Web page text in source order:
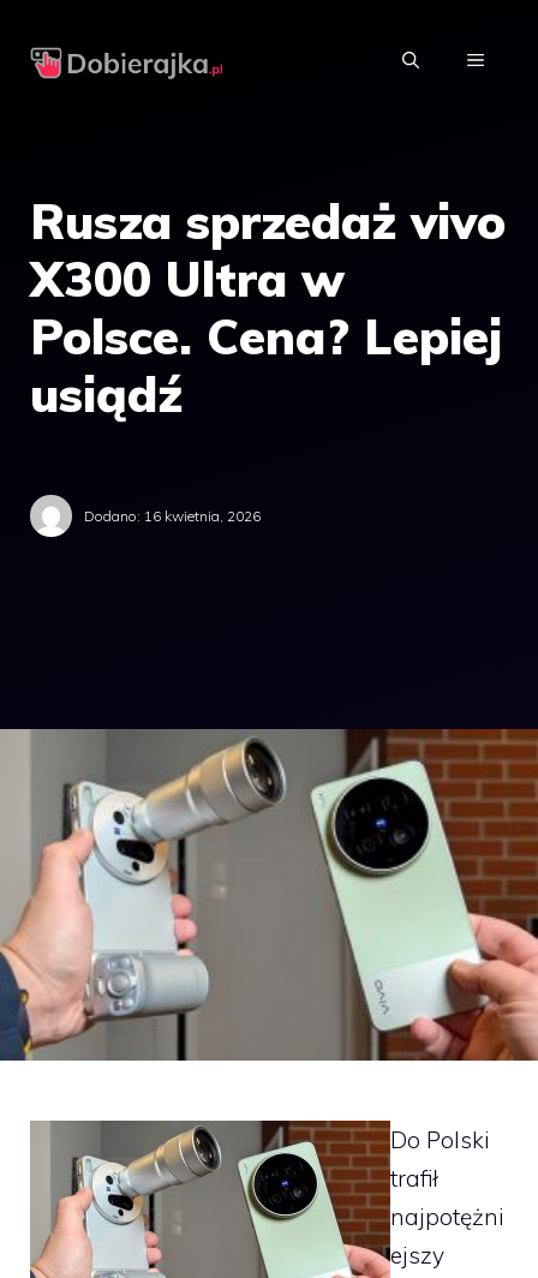
MENU
Rusza sprzedaż vivo
X300 Ultra w
Polsce. Cena? Lepiej
usiądź
Dodano: 16 kwietnia, 2026
Do Polski
trafił
najpotężni
ejszy